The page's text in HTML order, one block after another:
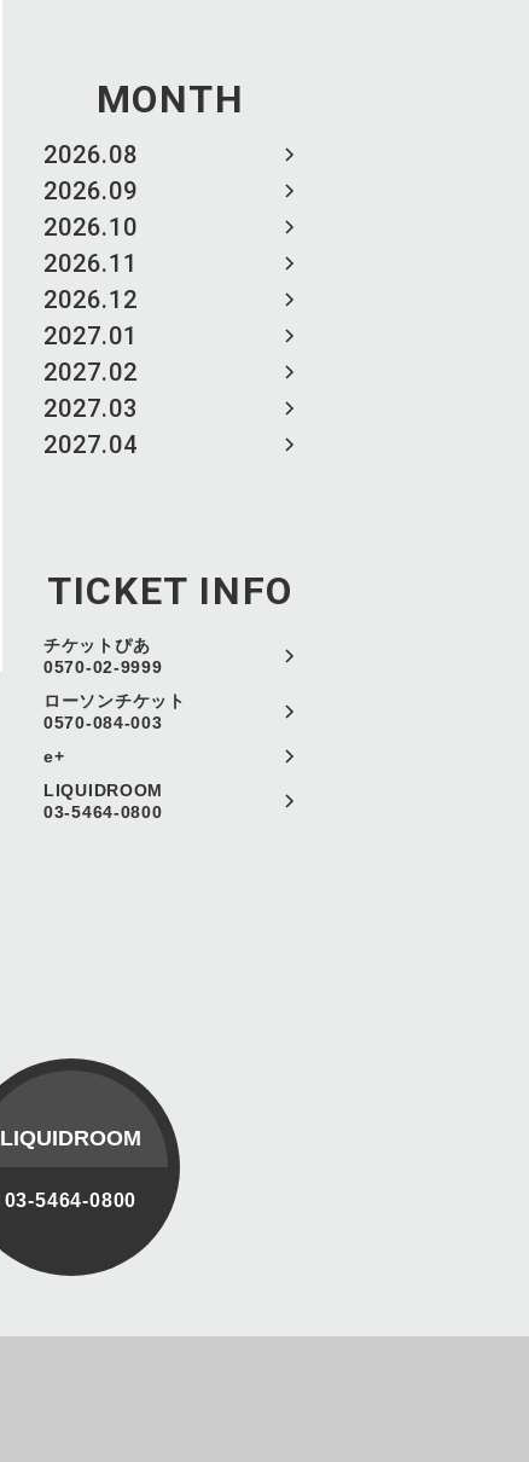
MONTH
2026.08
2026.09
2026.10
2026.11
2026.12
2027.01
2027.02
2027.03
2027.04
TICKET INFO
チケットぴあ
0570-02-9999
ローソンチケット
0570-084-003
e+
LIQUIDROOM
03-5464-0800
LIQUIDROOM
03-5464-0800